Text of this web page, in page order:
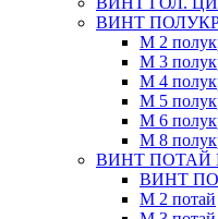
ВИНТ
М 2
М 3
М 4
М 5
М 6
М 8
ВИНТ ПОТАЙ
ВИНТ
М 2 потай